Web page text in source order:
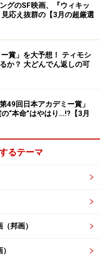
に潜む嫉妬心
てはいけなかった『テ
原作『ダーバヴィル家
、貧しい農家の娘テス
ます。テスはダーバヴ
をはらまされ、なんと
坊はすぐに死んでしま
たテスは、そこで、農
子エンジェル（ピータ
テスに正式に結婚を申
テスは、この申し出を
グのSF映画、『ウィキッ
見応え抜群の【3月の超厳選
ー賞」を大予想！ ティモシ
か？ 大どんでん返しの可
49回日本アカデミー賞」
“本命”はやはり…!?【3月
るテーマ
邦画）